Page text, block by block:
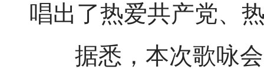
唱出了热爱共产党、
据悉，本次歌咏会